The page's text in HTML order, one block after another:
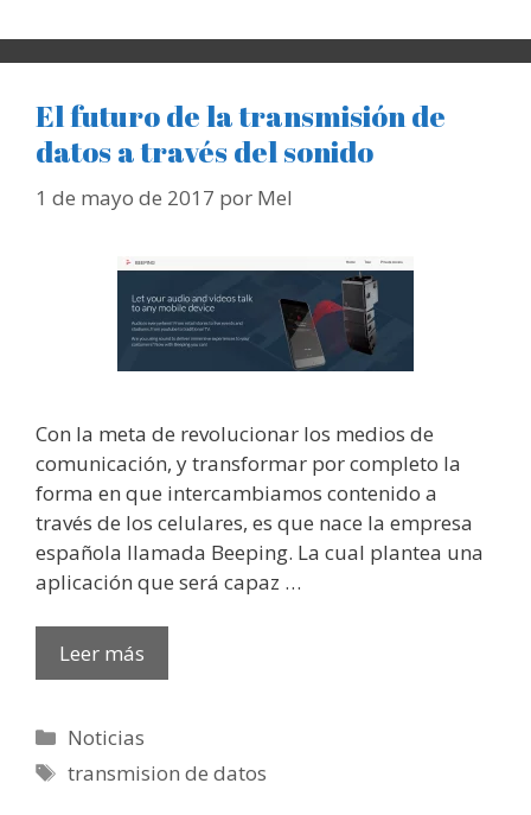
El futuro de la transmisión de
datos a través del sonido
1 de mayo de 2017 por Mel
Con la meta de revolucionar los medios de
comunicación, y transformar por completo la
forma en que intercambiamos contenido a
través de los celulares, es que nace la empresa
española llamada Beeping. La cual plantea una
aplicación que será capaz …
Leer más
Categorías
Noticias
Etiquetas
transmision de datos